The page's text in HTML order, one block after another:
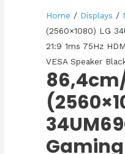
Home / Displays /
(2560×1080) LG
21:9 1ms 75Hz
VESA Speaker
Gaming